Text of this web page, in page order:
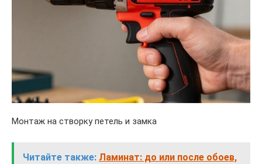
Монтаж на створку петель и замка
Читайте также: Ламинат: до или после обоев,